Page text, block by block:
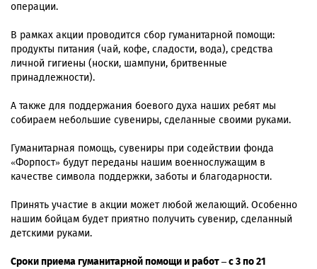
операции.
В рамках акции проводится сбор гуманитарной помощи:
продукты питания (чай, кофе, сладости, вода), средства
личной гигиены (носки, шампуни, бритвенные
принадлежности).
А также для поддержания боевого духа наших ребят мы
собираем небольшие сувениры, сделанные своими руками.
Гуманитарная помощь, сувениры при содействии фонда
«Форпост» будут переданы нашим военнослужащим в
качестве символа поддержки, заботы и благодарности.
Принять участие в акции может любой желающий. Особенно
нашим бойцам будет приятно получить сувенир, сделанный
детскими руками.
Сроки приема гуманитарной помощи и работ – с 3 по 21